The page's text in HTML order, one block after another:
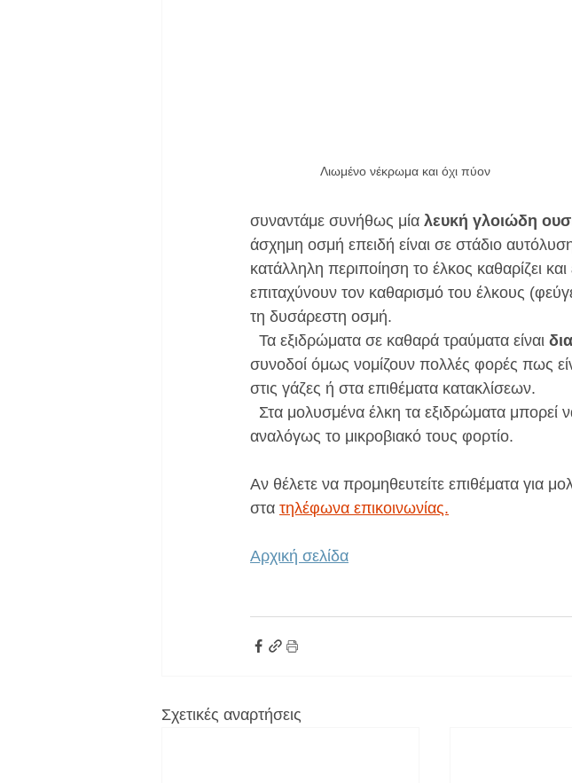
Λιωμένο νέκρωμα και όχι πύον
συναντάμε συνήθως μία λευκή γλοιώδη
άσχημη οσμή επειδή είναι σε στάδιο
κατάλληλη περιποίηση το έλκος καθαρίζει
επιταχύνουν τον καθαρισμό του έλκους
τη δυσάρεστη οσμή.
  Τα εξιδρώματα σε καθαρά τραύματα είναι
συνοδοί όμως νομίζουν πολλές φορές πως
στις γάζες ή στα επιθέματα κατακλίσεων.
αναλόγως το μικροβιακό τους φορτίο.
Αν θέλετε να προμηθευτείτε επιθέματα
στα τηλέφωνα επικοινωνίας.
Αρχική σελίδα
Σχετικές αναρτήσεις